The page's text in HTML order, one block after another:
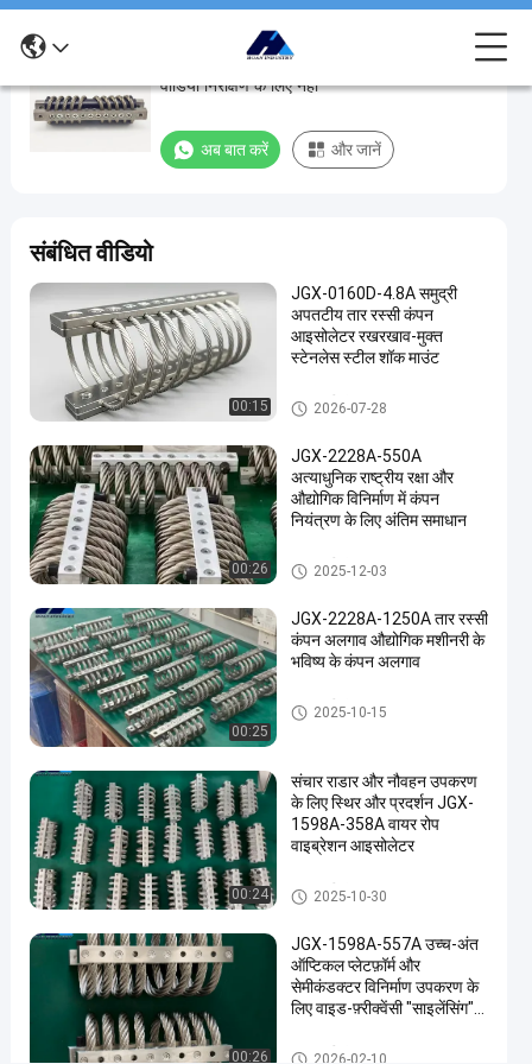
स्टेनलेस
स्टील
तार
एब्सॉर्बर
कंपन
अलगाव
वीडियो
निरीक्षण
नहीं
तार रस्सी
कंपन
अलगाव
2024-
07-24
515
विचार
अब बात करें
साझा करना
#
कंपन
डिमपर
#
तार
रस्सी
अलगाव
#
तार
रस्सी
कंपन
डिमपर
स्टेनलेस स्टील तार रस्सी शॉक एब्सॉर्बर कंपन अलगाव
वीडियो निरीक्षण के लिए नहीं
अब बात करें और जानें
संबंधित वीडियो
00:15
JGX-0160D-4.8A समुद्री
अपतटीय तार रस्सी कंपन
आइसोलेटर रखरखाव-मुक्त
स्टेनलेस स्टील शॉक माउंट
तार रस्सी कंपन अलगाव
2026-07-28
00:26
JGX-2228A-550A
अत्याधुनिक राष्ट्रीय रक्षा और
औद्योगिक विनिर्माण में कंपन
नियंत्रण के लिए अंतिम समाधान
तार रस्सी कंपन अलगाव
2025-12-03
00:25
JGX-2228A-1250A तार रस्सी
कंपन अलगाव औद्योगिक मशीनरी के
भविष्य के कंपन अलगाव
तार रस्सी कंपन अलगाव
2025-10-15
00:24
संचार राडार और नौवहन उपकरण
के लिए स्थिर और प्रदर्शन JGX-
1598A-358A वायर रोप
वाइब्रेशन आइसोलेटर
तार रस्सी कंपन अलगाव
2025-10-30
00:26
JGX-1598A-557A उच्च-अंत
ऑप्टिकल प्लेटफ़ॉर्म और
सेमीकंडक्टर विनिर्माण उपकरण के
लिए वाइड-फ़्रीक्वेंसी "साइलेंसिंग"
तार रस्सी कंपन अलगाव
2026-02-10